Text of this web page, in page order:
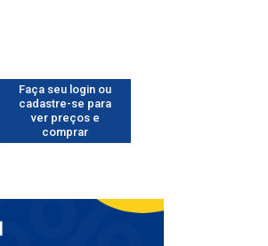
Faça seu login ou
cadastre-se para
ver preços e
comprar